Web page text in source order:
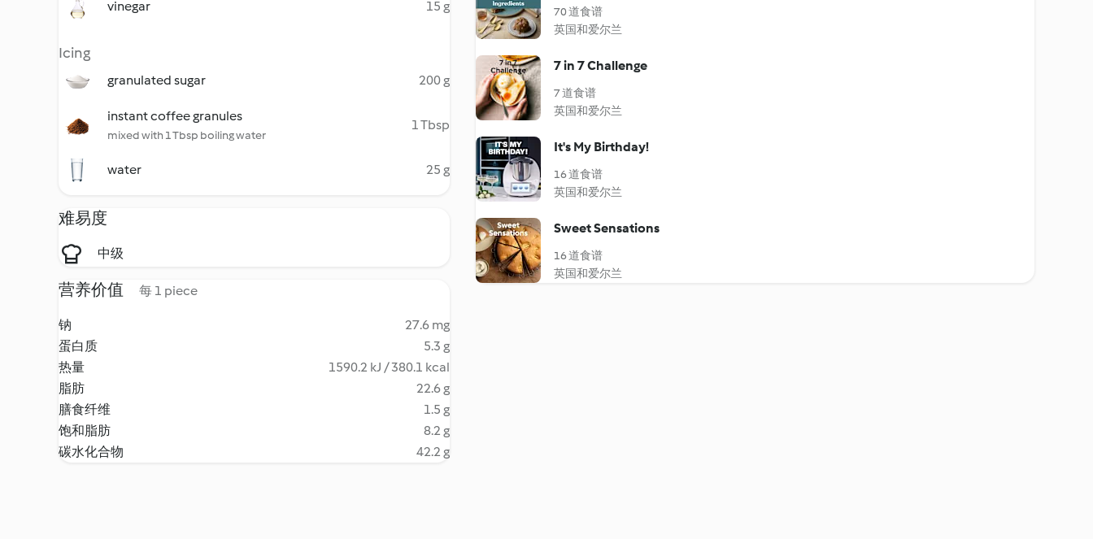
vinegar 15 g
Icing
granulated sugar 200 g
instant coffee granules
mixed with 1 Tbsp boiling water
1 Tbsp
water 25 g
难易度
中级
营养价值 每 1 piece
钠
27.6 mg
蛋白质
5.3 g
热量
1590.2 kJ / 380.1 kcal
脂肪
22.6 g
膳食纤维
1.5 g
饱和脂肪
8.2 g
碳水化合物
42.2 g
70 道食谱
英国和爱尔兰
7 in 7 Challenge
7 道食谱
英国和爱尔兰
It's My Birthday!
16 道食谱
英国和爱尔兰
Sweet Sensations
16 道食谱
英国和爱尔兰